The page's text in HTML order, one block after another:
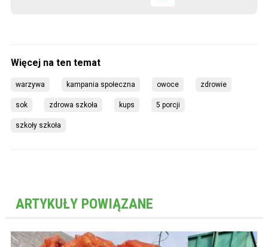
warzywa kampania społeczna owoce zdrowie
sok zdrowa szkoła kups 5 porcji
szkoły szkoła
ARTYKUŁY POWIĄZANE